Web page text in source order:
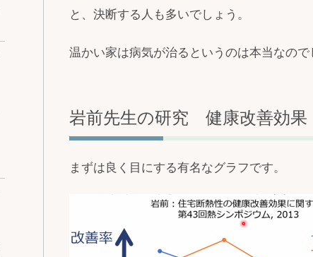
と、決断する人も多いでしょう。
温かい家は病気が治るというのは本当なので
岩前先生の研究 健康改善効果
まずは良く目にする有名なグラフです。